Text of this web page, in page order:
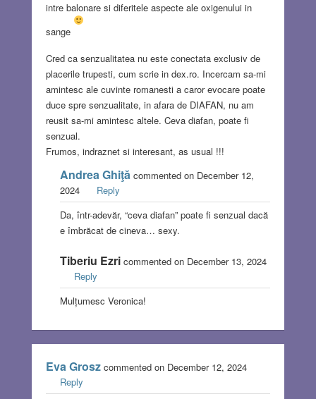
intre balonare si diferitele aspecte ale oxigenului in
sange
Cred ca senzualitatea nu este conectata exclusiv de
placerile trupesti, cum scrie in dex.ro. Incercam sa-mi
amintesc ale cuvinte romanesti a caror evocare poate
duce spre senzualitate, in afara de DIAFAN, nu am
reusit sa-mi amintesc altele. Ceva diafan, poate fi
senzual.
Frumos, indraznet si interesant, as usual !!!
Andrea Ghiţăcommented on December 12,
2024
Reply
Da, într-adevăr, “ceva diafan” poate fi senzual dacă
e îmbrăcat de cineva… sexy.
Tiberiu Ezricommented on December 13, 2024
Reply
Mulțumesc Veronica!
Eva Groszcommented on December 12, 2024
Reply